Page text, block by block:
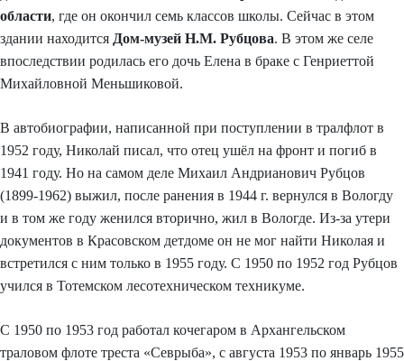
области, где он окончил семь классов школы. Сейчас в этом
здании находится Дом-музей Н.М. Рубцова. В этом же селе
впоследствии родилась его дочь Елена в браке с Генриеттой
Михайловной Меньшиковой.
В автобиографии, написанной при поступлении в тралфлот в
1952 году, Николай писал, что отец ушёл на фронт и погиб в
1941 году. Но на самом деле Михаил Андрианович Рубцов
(1899-1962) выжил, после ранения в 1944 г. вернулся в Вологду
и в том же году женился вторично, жил в Вологде. Из-за утери
документов в Красовском детдоме он не мог найти Николая и
встретился с ним только в 1955 году. С 1950 по 1952 год Рубцов
учился в Тотемском лесотехническом техникуме.
С 1950 по 1953 год работал кочегаром в Архангельском
траловом флоте треста «Севрыба», с августа 1953 по январь 1955